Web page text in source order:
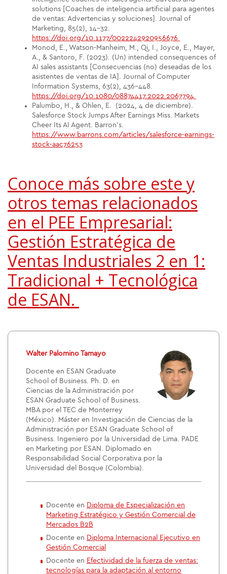
solutions [Coaches de inteligencia artificial para agentes
de ventas: Advertencias y soluciones]. Journal of
Marketing, 85(2), 14-32.
https://doi.org/10.1177/0022242920956676
Monod, E., Watson-Manheim, M., Qi, I., Joyce, E., Mayer,
A., & Santoro, F. (2023). (Un) intended consequences of
AI sales assistants [Consecuencias (no) deseadas de los
asistentes de ventas de IA]. Journal of Computer
Information Systems, 63(2), 436-448.
https://doi.org/10.1080/08874417.2022.2067794
Palumbo, H., & Ohlen, E. (2024, 4 de diciembre).
Salesforce Stock Jumps After Earnings Miss. Markets
Cheer Its AI Agent. Barron’s.
https://www.barrons.com/articles/salesforce-earnings-
stock-aac76253
Conoce más sobre este y
otros temas relacionados
en el PEE Empresarial:
Gestión Estratégica de
Ventas Industriales 2 en 1:
Tradicional + Tecnológica
de ESAN.
Walter Palomino Tamayo
Docente en ESAN Graduate
School of Business. Ph. D. en
Ciencias de la Administración por
ESAN Graduate School of Business.
MBA por el TEC de Monterrey
(México). Máster en Investigación de Ciencias de la
Administración por ESAN Graduate School of
Business. Ingeniero por la Universidad de Lima. PADE
en Marketing por ESAN. Diplomado en
Responsabilidad Social Corporativa por la
Universidad del Bosque (Colombia).
Docente en Diploma de Especialización en
Marketing Estratégico y Gestión Comercial de
Mercados B2B
Docente en Diploma Internacional Ejecutivo en
Gestión Comercial
Docente en Efectividad de la fuerza de ventas:
tecnologías para la adaptación al entorno